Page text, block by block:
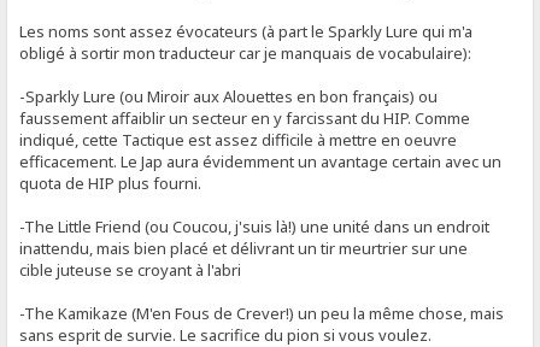
Les noms sont assez évocateurs (à part le Sparkly Lure qui m'a
obligé à sortir mon traducteur car je manquais de vocabulaire):
-Sparkly Lure (ou Miroir aux Alouettes en bon français) ou
faussement affaiblir un secteur en y farcissant du HIP. Comme
indiqué, cette Tactique est assez difficile à mettre en oeuvre
efficacement. Le Jap aura évidemment un avantage certain avec un
quota de HIP plus fourni.
-The Little Friend (ou Coucou, j'suis là!) une unité dans un endroit
inattendu, mais bien placé et délivrant un tir meurtrier sur une
cible juteuse se croyant à l'abri
-The Kamikaze (M'en Fous de Crever!) un peu la même chose, mais
sans esprit de survie. Le sacrifice du pion si vous voulez.